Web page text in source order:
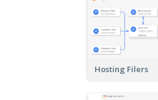
Hosting Filers